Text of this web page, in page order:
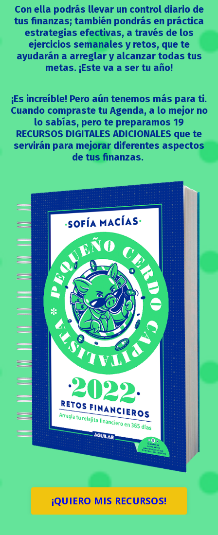
Con ella podrás llevar un control diario de
tus finanzas; también pondrás en práctica
estrategias efectivas, a través de los
ejercicios semanales y retos, que te
ayudarán a arreglar y alcanzar todas tus
metas. ¡Este va a ser tu año!
¡Es increíble! Pero aún tenemos más para ti.
Cuando compraste tu Agenda, a lo mejor no
lo sabías, pero te preparamos 19
RECURSOS DIGITALES ADICIONALES que te
servirán para mejorar diferentes aspectos
de tus finanzas.
¡QUIERO MIS RECURSOS!